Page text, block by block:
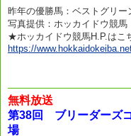
昨年の優勝馬：ベストグリー
写真提供：ホッカイドウ競馬
★ホッカイドウ競馬H.P.はこ
https://
無料放送
第38回 ブリーダーズ
場